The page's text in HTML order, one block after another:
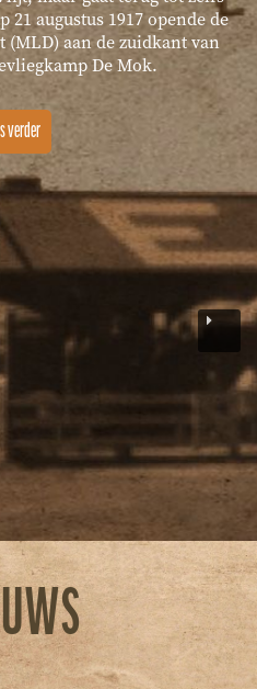
21 augustus 1917 opende de
aan de zuidkant van
De Mok.
verder